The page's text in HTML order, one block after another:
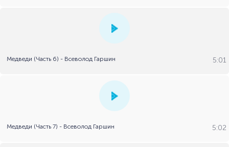
Медведи (Часть 6) - Всеволод Гаршин 5:01
Медведи (Часть 7) - Всеволод Гаршин 5:02